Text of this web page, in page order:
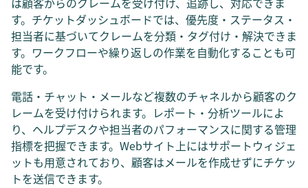
す。チケットダッシュボードでは、優先度・ステータス・
担当者に基づいてクレームを分類・タグ付け・解決できま
す。ワークフローや繰り返しの作業を自動化することも可
能です。
電話・チャット・メールなど複数のチャネルから顧客のク
レームを受け付けられます。レポート・分析ツールによ
り、ヘルプデスクや担当者のパフォーマンスに関する管理
指標を把握できます。Webサイト上にはサポートウィジェ
ットも用意されており、顧客はメールを作成せずにチケッ
トを送信できます。